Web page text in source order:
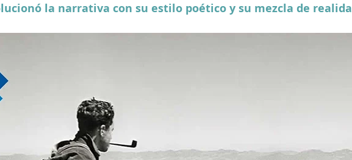
la narrativa con su estilo poético y su mezcla de